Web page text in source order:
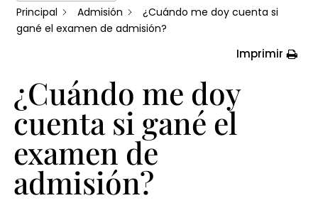
examen
Principal Admisión
¿Cuándo me doy cuenta si
gané el examen de admisión?
Imprimir
¿Cuándo me doy
cuenta si gané el
examen de
admisión?